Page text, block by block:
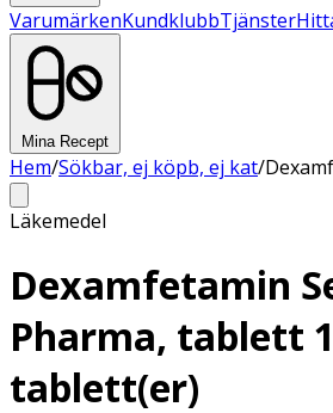
VarumärkenKundklubbTjänster
Mina Recept
Hem/Sökbar, ej köpb, ej kat/
Läkemedel
Dexamfetamin
Pharma, tablett
tablett(er)